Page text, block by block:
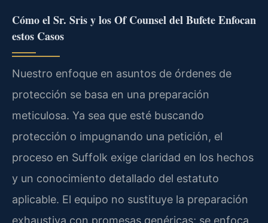
Cómo el Sr. Sris y los Of Counsel del Bufete Enfocan
estos Casos
Nuestro enfoque en asuntos de órdenes de
protección se basa en una preparación
meticulosa. Ya sea que esté buscando
protección o impugnando una petición, el
proceso en Suffolk exige claridad en los hechos
y un conocimiento detallado del estatuto
aplicable. El equipo no sustituye la preparación
exhaustiva con promesas genéricas; se enfoca